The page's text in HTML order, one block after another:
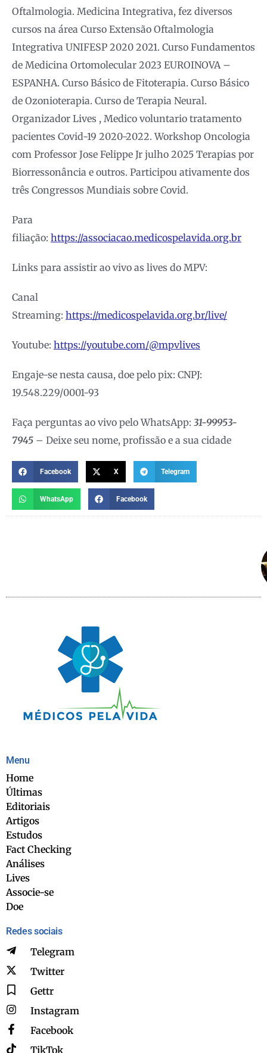
Oftalmologia. Medicina Integrativa, fez diversos
cursos na área Curso Extensão Oftalmologia
Integrativa UNIFESP 2020 2021. Curso Fundamentos
de Medicina Ortomolecular 2023 EUROINOVA –
ESPANHA. Curso Básico de Fitoterapia. Curso Básico
de Ozonioterapia. Curso de Terapia Neural.
Organizador Lives , Medico voluntario tratamento
pacientes Covid-19 2020-2022. Workshop Oncologia
com Professor Jose Felippe Jr julho 2025 Terapias por
Biorressonância e outros. Participou ativamente dos
três Congressos Mundiais sobre Covid.
Para
filiação: https://associacao.medicospelavida.org.br
Links para assistir ao vivo as lives do MPV:
Canal
Streaming: https://medicospelavida.org.br/live/
Youtube: https://youtube.com/@mpvlives
Engaje-se nesta causa, doe pelo pix: CNPJ:
19.548.229/0001-93
Faça perguntas ao vivo pelo WhatsApp: 31-99953-
7945 – Deixe seu nome, profissão e a sua cidade
Facebook X Telegram
WhatsApp Facebook
Menu
Home
Últimas
Editoriais
Artigos
Estudos
Fact Checking
Análises
Lives
Associe-se
Doe
Redes sociais
Telegram
Twitter
Gettr
Instagram
Facebook
TikTok